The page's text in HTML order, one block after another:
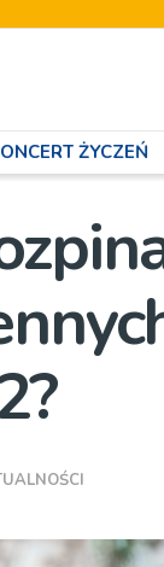
ŻYCZEŃ